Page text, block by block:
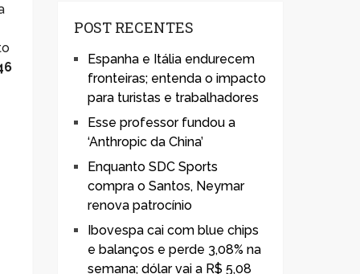
POST RECENTES
Espanha e Itália endurecem
fronteiras; entenda o impacto
para turistas e trabalhadores
Esse professor fundou a
‘Anthropic da China’
Enquanto SDC Sports
compra o Santos, Neymar
renova patrocínio
Ibovespa cai com blue chips
e balanços e perde 3,08% na
semana; dólar vai a R$ 5,08